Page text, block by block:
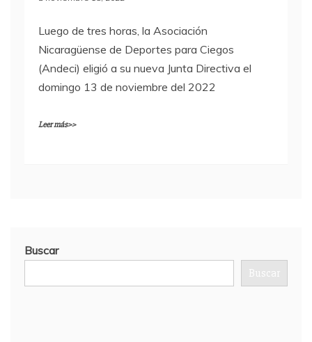
Luego de tres horas, la Asociación
Nicaragüense de Deportes para Ciegos
(Andeci) eligió a su nueva Junta Directiva el
domingo 13 de noviembre del 2022
Leer más>>
Buscar
Buscar